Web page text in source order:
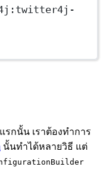
รกนั้น เราต้องทำการ
นั้นทำได้หลายวิธี แต่